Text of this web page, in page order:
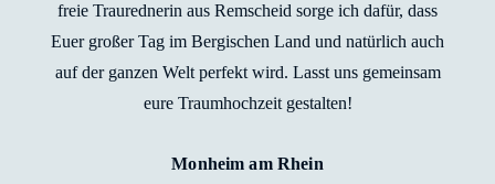
freie Traurednerin aus Remscheid sorge ich dafür, dass
Euer großer Tag im Bergischen Land und natürlich auch
auf der ganzen Welt perfekt wird. Lasst uns gemeinsam
eure Traumhochzeit gestalten!
Monheim am Rhein